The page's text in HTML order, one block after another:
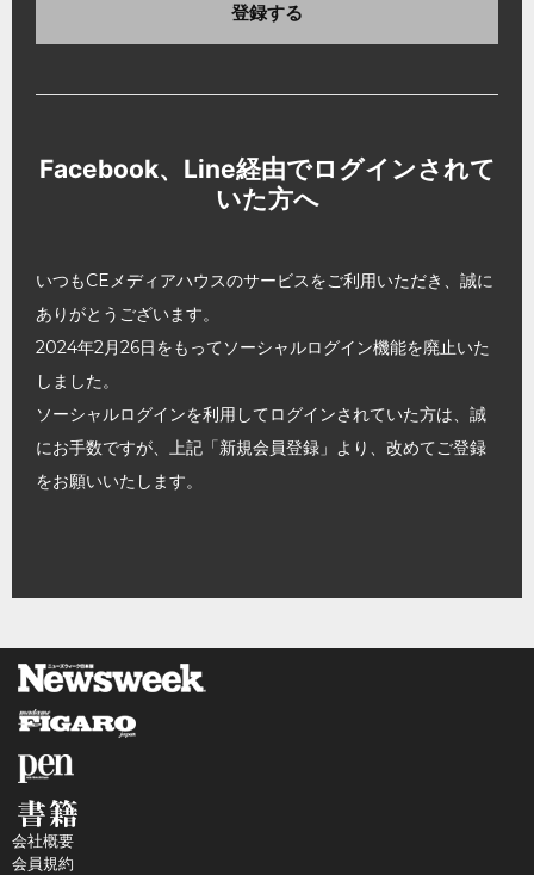
登録する
Facebook、Line経由でログインされて
いた方へ
いつもCEメディアハウスのサービスをご利用いただき、誠に
ありがとうございます。
2024年2月26日をもってソーシャルログイン機能を廃止いた
しました。
ソーシャルログインを利用してログインされていた方は、誠
にお手数ですが、上記「新規会員登録」より、改めてご登録
をお願いいたします。
会社概要
会員規約